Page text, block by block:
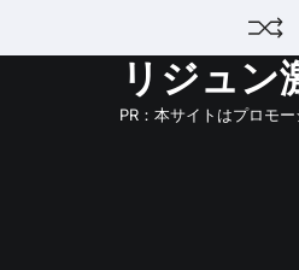
リジュン
PR：本サイトはプロモ